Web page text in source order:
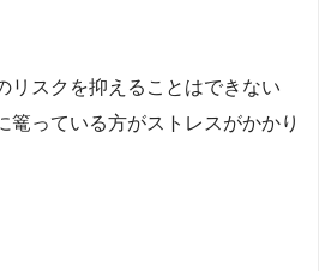
リスクを抑えることはできない
篭っている方がストレスがかかり